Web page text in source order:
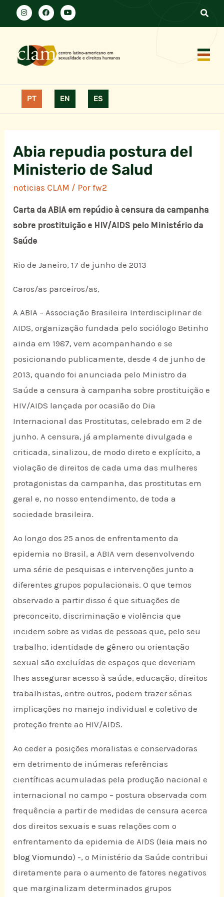
PT EN ES
Abia repudia postura del
Ministerio de Salud
noticias CLAM / Porfw2
Carta da ABIA em repúdio à censura da campanha
sobre prostituição e HIV/AIDS pelo Ministério da
Saúde
Rio de Janeiro, 17 de junho de 2013
Caros/as parceiros/as,
A ABIA – Associação Brasileira Interdisciplinar de
AIDS, organização fundada pelo sociólogo Betinho
ainda em 1987, vem acompanhando e se
posicionando publicamente, desde 4 de junho de
2013, quando foi anunciada pelo Ministro da
Saúde a censura à campanha sobre prostituição e
HIV/AIDS lançada por ocasião do Dia
Internacional das Prostitutas, celebrado em 2 de
junho. A censura, já amplamente divulgada e
criticada, sinalizou, de modo direto e explícito, a
violação de direitos de cada uma das mulheres
protagonistas da campanha, das prostitutas em
geral e, no nosso entendimento, de toda a
sociedade brasileira.
Ao longo dos 25 anos de enfrentamento da
epidemia no Brasil, a ABIA vem desenvolvendo
uma série de pesquisas e intervenções junto a
diferentes grupos populacionais. O que temos
observado a partir disso é que situações de
preconceito, discriminação e violência que
incidem sobre as vidas de pessoas que, pelo seu
trabalho, identidade de gênero ou orientação
sexual são excluídas de espaços que deveriam
lhes assegurar acesso à saúde, educação, direitos
trabalhistas, entre outros, podem trazer sérias
implicações no manejo individual e coletivo de
proteção frente ao HIV/AIDS.
Ao ceder a posições moralistas e conservadoras
em detrimento de inúmeras referências
científicas acumuladas pela produção nacional e
internacional no campo – postura observada com
frequência a partir de medidas de censura acerca
dos direitos sexuais e suas relações com o
enfrentamento da epidemia de AIDS (leia mais no
blog Viomundo) -, o Ministério da Saúde contribui
diretamente para o aumento de fatores negativos
que marginalizam determinados grupos